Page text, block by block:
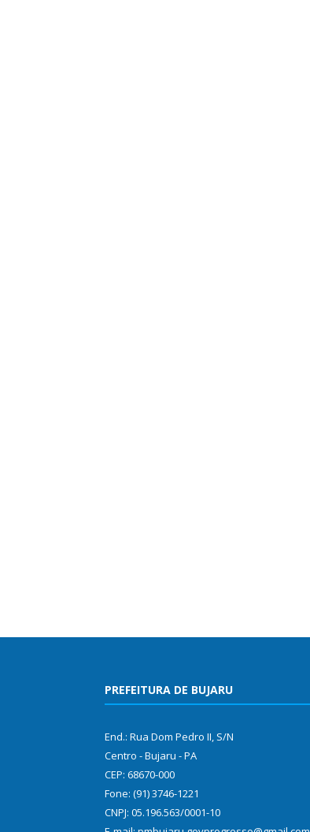
PREFEITURA DE BUJARU
End.: Rua Dom Pedro II, S/N
Centro - Bujaru - PA
CEP: 68670-000
Fone: (91) 3746-1221
CNPJ: 05.196.563/0001-10